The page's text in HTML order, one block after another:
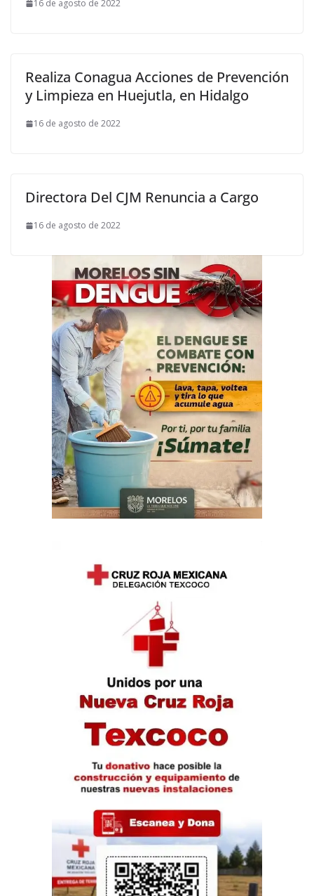
16 de agosto de 2022
Realiza Conagua Acciones de Prevención
y Limpieza en Huejutla, en Hidalgo
16 de agosto de 2022
Directora Del CJM Renuncia a Cargo
16 de agosto de 2022